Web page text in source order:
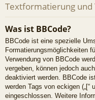
Textformatierung und
Was ist BBCode?
BBCode ist eine spezielle
Formatierungsmöglichkeiten
Verwendung von BBCode
vergeben, können jedoch
deaktiviert werden. BBCode
werden Tags von eckigen („[“
eingeschlossen. Weitere